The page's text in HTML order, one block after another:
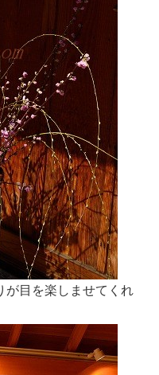
が目を楽しませてくれ